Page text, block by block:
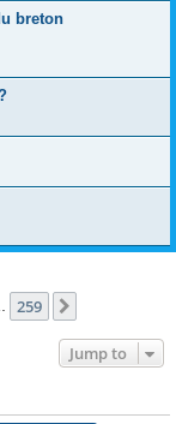
breton
259
Jump to